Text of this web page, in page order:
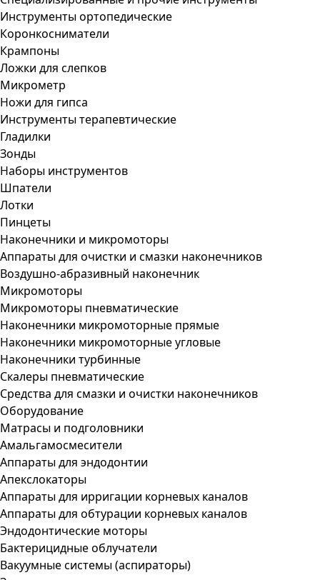
Инструменты ортопедические
Коронкосниматели
Крампоны
Ложки для слепков
Микрометр
Ножи для гипса
Инструменты терапевтические
Гладилки
Зонды
Наборы инструментов
Шпатели
Лотки
Пинцеты
Наконечники и микромоторы
Аппараты для очистки и смазки наконечников
Воздушно-абразивный наконечник
Микромоторы
Микромоторы пневматические
Наконечники микромоторные прямые
Наконечники микромоторные угловые
Наконечники турбинные
Скалеры пневматические
Средства для смазки и очистки наконечников
Оборудование
Матрасы и подголовники
Амальгамосмесители
Аппараты для эндодонтии
Апекслокаторы
Аппараты для ирригации корневых каналов
Аппараты для обтурации корневых каналов
Эндодонтические моторы
Бактерицидные облучатели
Вакуумные системы (аспираторы)